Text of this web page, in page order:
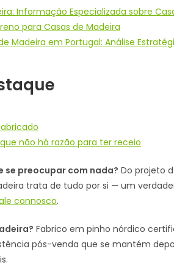
Informação Especializada sobre
para Casas de Madeira
Madeira em Portugal: Análise
não há razão para ter receio
se preocupar com nada? Do projeto
trata de tudo por si — um
connosco.
Fabrico em pinho nórdico
pós-venda que se mantém